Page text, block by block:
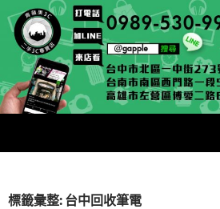
至
內
容
標籤彙整: 台中回收筆電